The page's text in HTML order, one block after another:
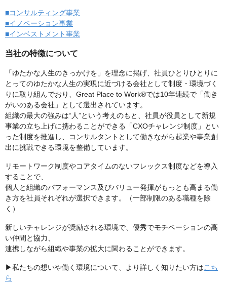
■コンサルティング事業
■イノベーション事業
■インベストメント事業
当社の特徴について
「ゆたかな人生のきっかけを」を理念に掲げ、社員ひとりひとりに
とってのゆたかな人生の実現に近づける会社として制度・環境づく
りに取り組んでおり、Great Place to Work®️では10年連続で「働き
がいのある会社」として選出されています。
組織の最大の強みは“人”という考えのもと、社員が役員として新規
事業の立ち上げに携わることができる「CXOチャレンジ制度」とい
った制度を推進し、コンサルタントとして働きながら起業や事業創
出に挑戦できる環境を整備しています。
リモートワーク制度やコアタイムのないフレックス制度などを導入
することで、
個人と組織のパフォーマンス及びバリュー発揮がもっとも高まる働
き方を社員それぞれが選択できます。（一部制限のある職種を除
く）
新しいチャレンジが奨励される環境で、優秀でモチベーションの高
い仲間と協力、
連携しながら組織や事業の拡大に関わることができます。
▶私たちの想いや働く環境について、より詳しく知りたい方はこち
ら